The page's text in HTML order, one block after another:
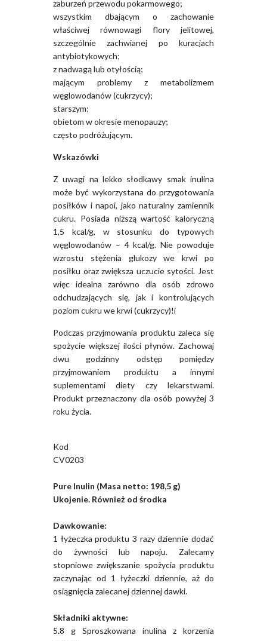
zaburzeń przewodu pokarmowego;
wszystkim dbającym o zachowanie
właściwej równowagi flory jelitowej,
szczególnie zachwianej po kuracjach
antybiotykowych;
z nadwagą lub otyłością;
mającym problemy z metabolizmem
węglowodanów (cukrzycy);
starszym;
obietom w okresie menopauzy;
często podróżującym.
Wskazówki
Z uwagi na lekko słodkawy smak inulina
może być wykorzystana do przygotowania
posiłków i napoi, jako naturalny zamiennik
cukru. Posiada niższą wartość kaloryczną
1,5 kcal/g, w stosunku do typowych
węglowodanów – 4 kcal/g. Nie powoduje
wzrostu stężenia glukozy we krwi po
posiłku oraz zwiększa uczucie sytości. Jest
więc idealna zarówno dla osób zdrowo
odchudzających się, jak i kontrolujących
poziom cukru we krwi (cukrzycy)!i
Podczas przyjmowania produktu zaleca się
spożycie większej ilości płynów. Zachowaj
dwu godzinny odstęp pomiędzy
przyjmowaniem produktu a innymi
suplementami diety czy lekarstwami.
Produkt przeznaczony dla osób powyżej 3
roku życia.
Kod
CV0203
Pure Inulin (Masa netto: 198,5 g)
Ukojenie. Również od środka
Dawkowanie:
1 łyżeczka produktu 3 razy dziennie dodać
do żywności lub napoju. Zalecamy
stopniowe zwiększanie spożycia produktu
zaczynając od 1 łyżeczki dziennie, aż do
osiągnięcia zalecanej dziennej dawki.
Składniki aktywne:
5.8 g Sproszkowana inulina z korzenia